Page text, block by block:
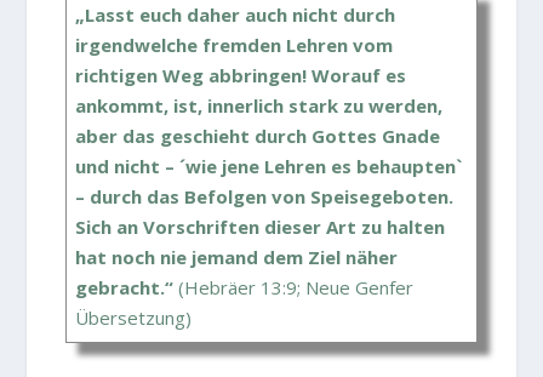
„Lasst euch daher auch nicht durch
irgendwelche fremden Lehren vom
richtigen Weg abbringen! Worauf es
ankommt, ist, innerlich stark zu werden,
aber das geschieht durch Gottes Gnade
und nicht – ´wie jene Lehren es behaupten`
– durch das Befolgen von Speisegeboten.
Sich an Vorschriften dieser Art zu halten
hat noch nie jemand dem Ziel näher
gebracht.“ (Hebräer 13:9; Neue Genfer
Übersetzung)